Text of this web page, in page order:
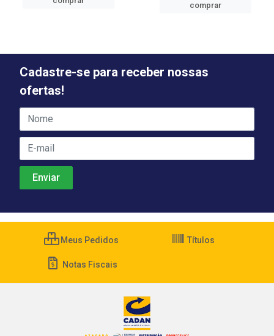
comprar
Cadastre-se para receber nossas
ofertas!
Meus Pedidos Títulos
Notas Fiscais